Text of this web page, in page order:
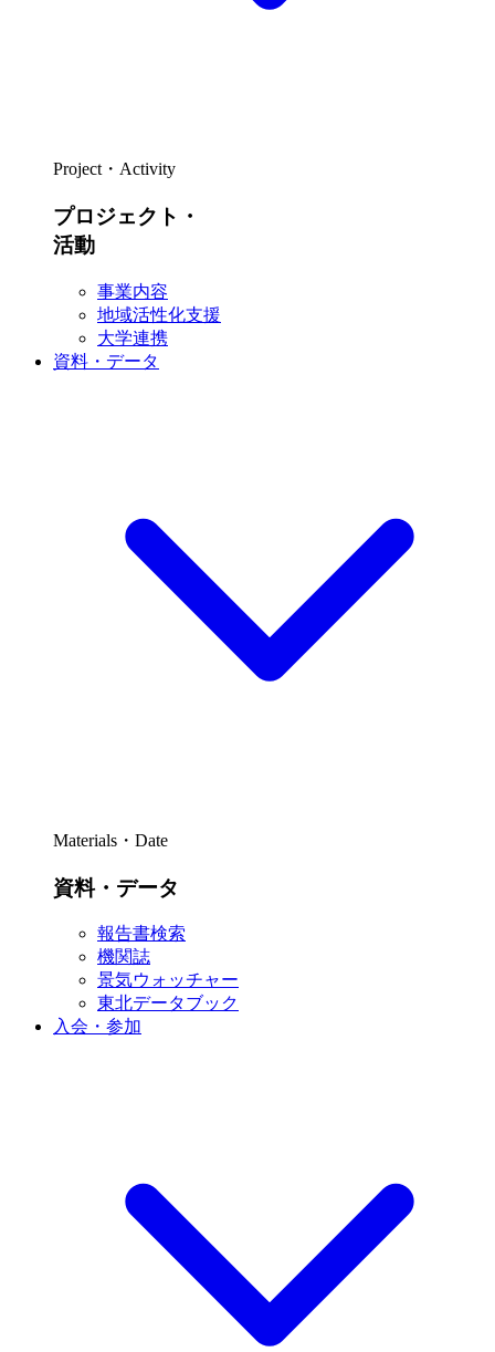
Project・Activity
プロジェクト・
活動
事業内容
地域活性化支援
大学連携
資料・データ
Materials・Date
資料・データ
報告書検索
機関誌
景気ウォッチャー
東北データブック
入会・参加